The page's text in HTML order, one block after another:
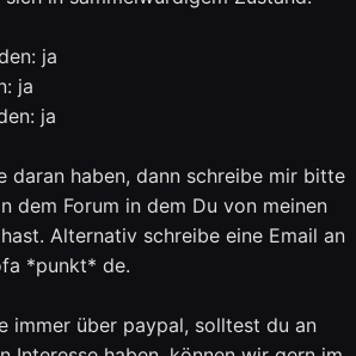
ja
ja
ja
daran haben, dann schreibe mir bitte
dem Forum in dem Du von meinen
Alternativ schreibe eine Email an
*punkt* de.
immer über paypal, solltest du an